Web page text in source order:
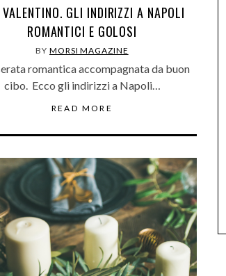
VALENTINO. GLI INDIRIZZI A NAPOLI
ROMANTICI E GOLOSI
BYMORSI MAGAZINE
romantica accompagnata da buon
cibo. Ecco gli indirizzi a Napoli…
READ MORE